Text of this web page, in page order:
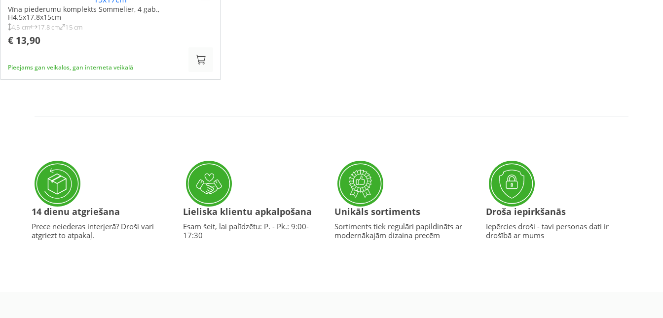
Vīna piederumu komplekts Sommelier, 4 gab.,
H4.5x17.8x15cm
4.5 cm 17.8 cm 15 cm
€ 13,90
Pieejams gan veikalos, gan interneta veikalā
14 dienu atgriešana
Prece neiederas interjerā? Droši vari
atgriezt to atpakaļ.
Lieliska klientu apkalpošana
Esam šeit, lai palīdzētu: P. - Pk.: 9:00-
17:30
Unikāls sortiments
Sortiments tiek regulāri papildināts ar
modernākajām dizaina precēm
Droša iepirkšanās
Iepērcies droši - tavi personas dati ir
drošībā ar mums